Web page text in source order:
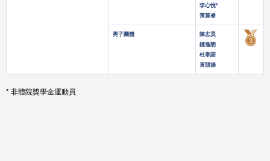
李心悅*
黃葆睿
男子團體
陳志昊
鍾逸朗
杜韋諾
黃競揚
* 非體院獎學金運動員